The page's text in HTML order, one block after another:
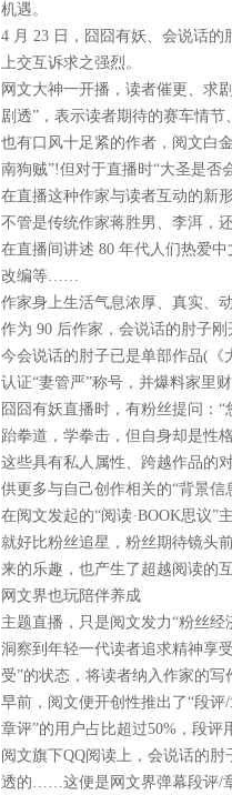
机遇。
4 月 23 日，囧囧有妖、会说话
上交互诉求之强烈。
网文大神一开播，读者催更、求
剧透”，表示读者期待的赛车情
也有口风十足紧的作者，阅文白
南狗贼”!但对于直播时“大圣是否
在直播这种作家与读者互动的新
不管是传统作家蒋胜男、李洱，
在直播间讲述 80 年代人们热爱
改编等……
作家身上生活气息浓厚、真实、
作为 90 后作家，会说话的肘子
今会说话的肘子已是单部作品(《
认证“妻管严”称号，并爆料家里
囧囧有妖直播时，有粉丝提问：
跆拳道，学拳击，但自身却是性
这些具有私人属性、跨越作品的
供更多与自己创作相关的“背景
在阅文发起的“阅读·BOOK思议
就好比粉丝追星，粉丝期待镜头
来的乐趣，也产生了超越阅读的
网文界也玩陪伴养成
主题直播，只是阅文发力“粉丝经
洞察到年轻一代读者追求精神享
受”的状态，将读者纳入作家的
早前，阅文便开创性推出了“段
章评”的用户占比超过50%，段
阅文旗下QQ阅读上，会说话的
透的……这便是网文界弹幕段评/